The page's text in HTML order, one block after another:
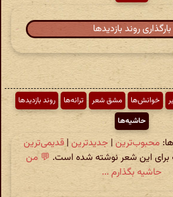
بارگذاری روند بازدیدها
خوانش‌ها مشق شعر ترانه‌ها
روند بازدیدها
حاشیه‌ها
محبوب‌ترین | جدیدترین |قدیمی‌ترین
💬 من
حاشیه بگذارم ...